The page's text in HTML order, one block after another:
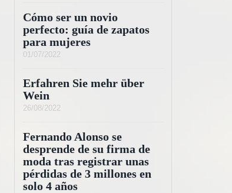
Cómo ser un novio
perfecto: guía de zapatos
para mujeres
01/07/2022
Erfahren Sie mehr über
Wein
26/08/2022
Fernando Alonso se
desprende de su firma de
moda tras registrar unas
pérdidas de 3 millones en
solo 4 años